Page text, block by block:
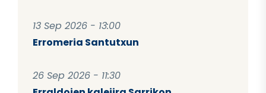
13 Sep 2026 - 13:00
Erromeria Santutxun
26 Sep 2026 - 11:30